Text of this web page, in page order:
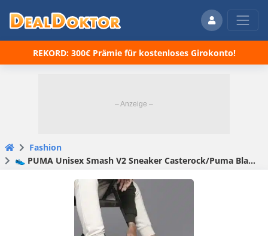
REKORD: 300€ Prämie für kostenloses Girokonto!
Fashion
👟 PUMA Unisex Smash V2 Sneaker Casterock/Puma Black/White ab 21,91€ (statt 41€)